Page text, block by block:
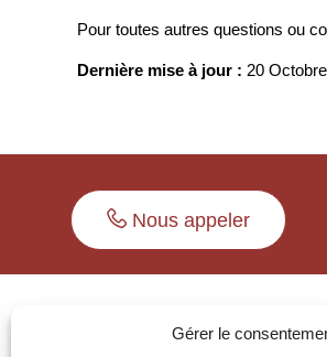
Gérer le
Pour toutes autres questions ou
Dernière mise à jour : 20
Nous appeler
Notre expertise